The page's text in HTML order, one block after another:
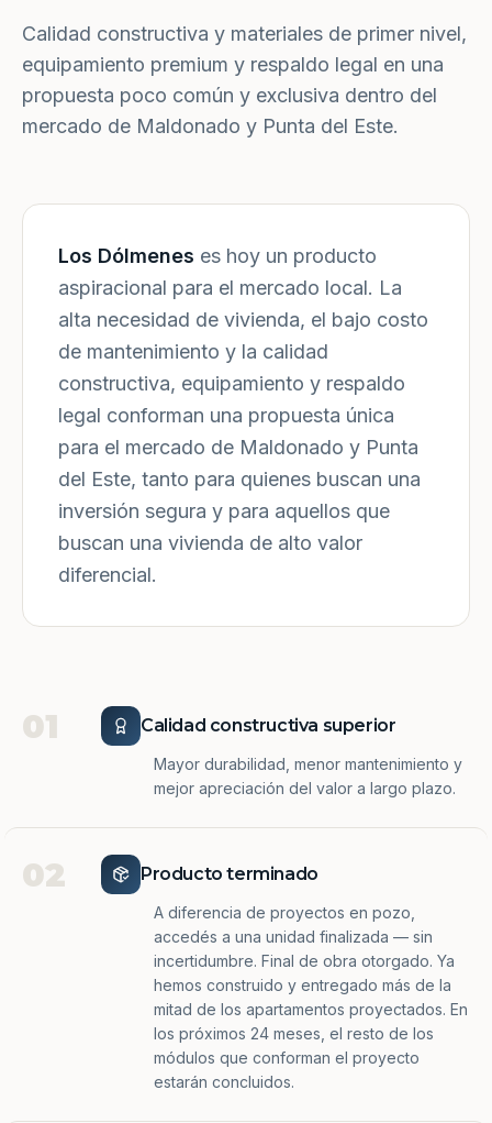
Calidad constructiva y materiales de primer nivel,
equipamiento premium y respaldo legal en una
propuesta poco común y exclusiva dentro del
mercado de Maldonado y Punta del Este.
Los Dólmenes es hoy un producto
aspiracional para el mercado local. La
alta necesidad de vivienda, el bajo costo
de mantenimiento y la calidad
constructiva, equipamiento y respaldo
legal conforman una propuesta única
para el mercado de Maldonado y Punta
del Este, tanto para quienes buscan una
inversión segura y para aquellos que
buscan una vivienda de alto valor
diferencial.
01 Calidad constructiva superior
Mayor durabilidad, menor mantenimiento y
mejor apreciación del valor a largo plazo.
02 Producto terminado
A diferencia de proyectos en pozo,
accedés a una unidad finalizada — sin
incertidumbre. Final de obra otorgado. Ya
hemos construido y entregado más de la
mitad de los apartamentos proyectados. En
los próximos 24 meses, el resto de los
módulos que conforman el proyecto
estarán concluidos.